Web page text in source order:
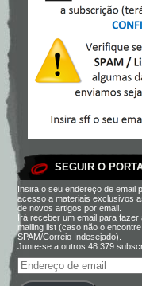
SEGUIR O
Insira o seu endereço de email
acesso a materiais exclusivos
de novos artigos por email.
Irá receber um email para
mailing list (caso não o
SPAM/Correio Indesejado).
Junte-se a outros 48.379